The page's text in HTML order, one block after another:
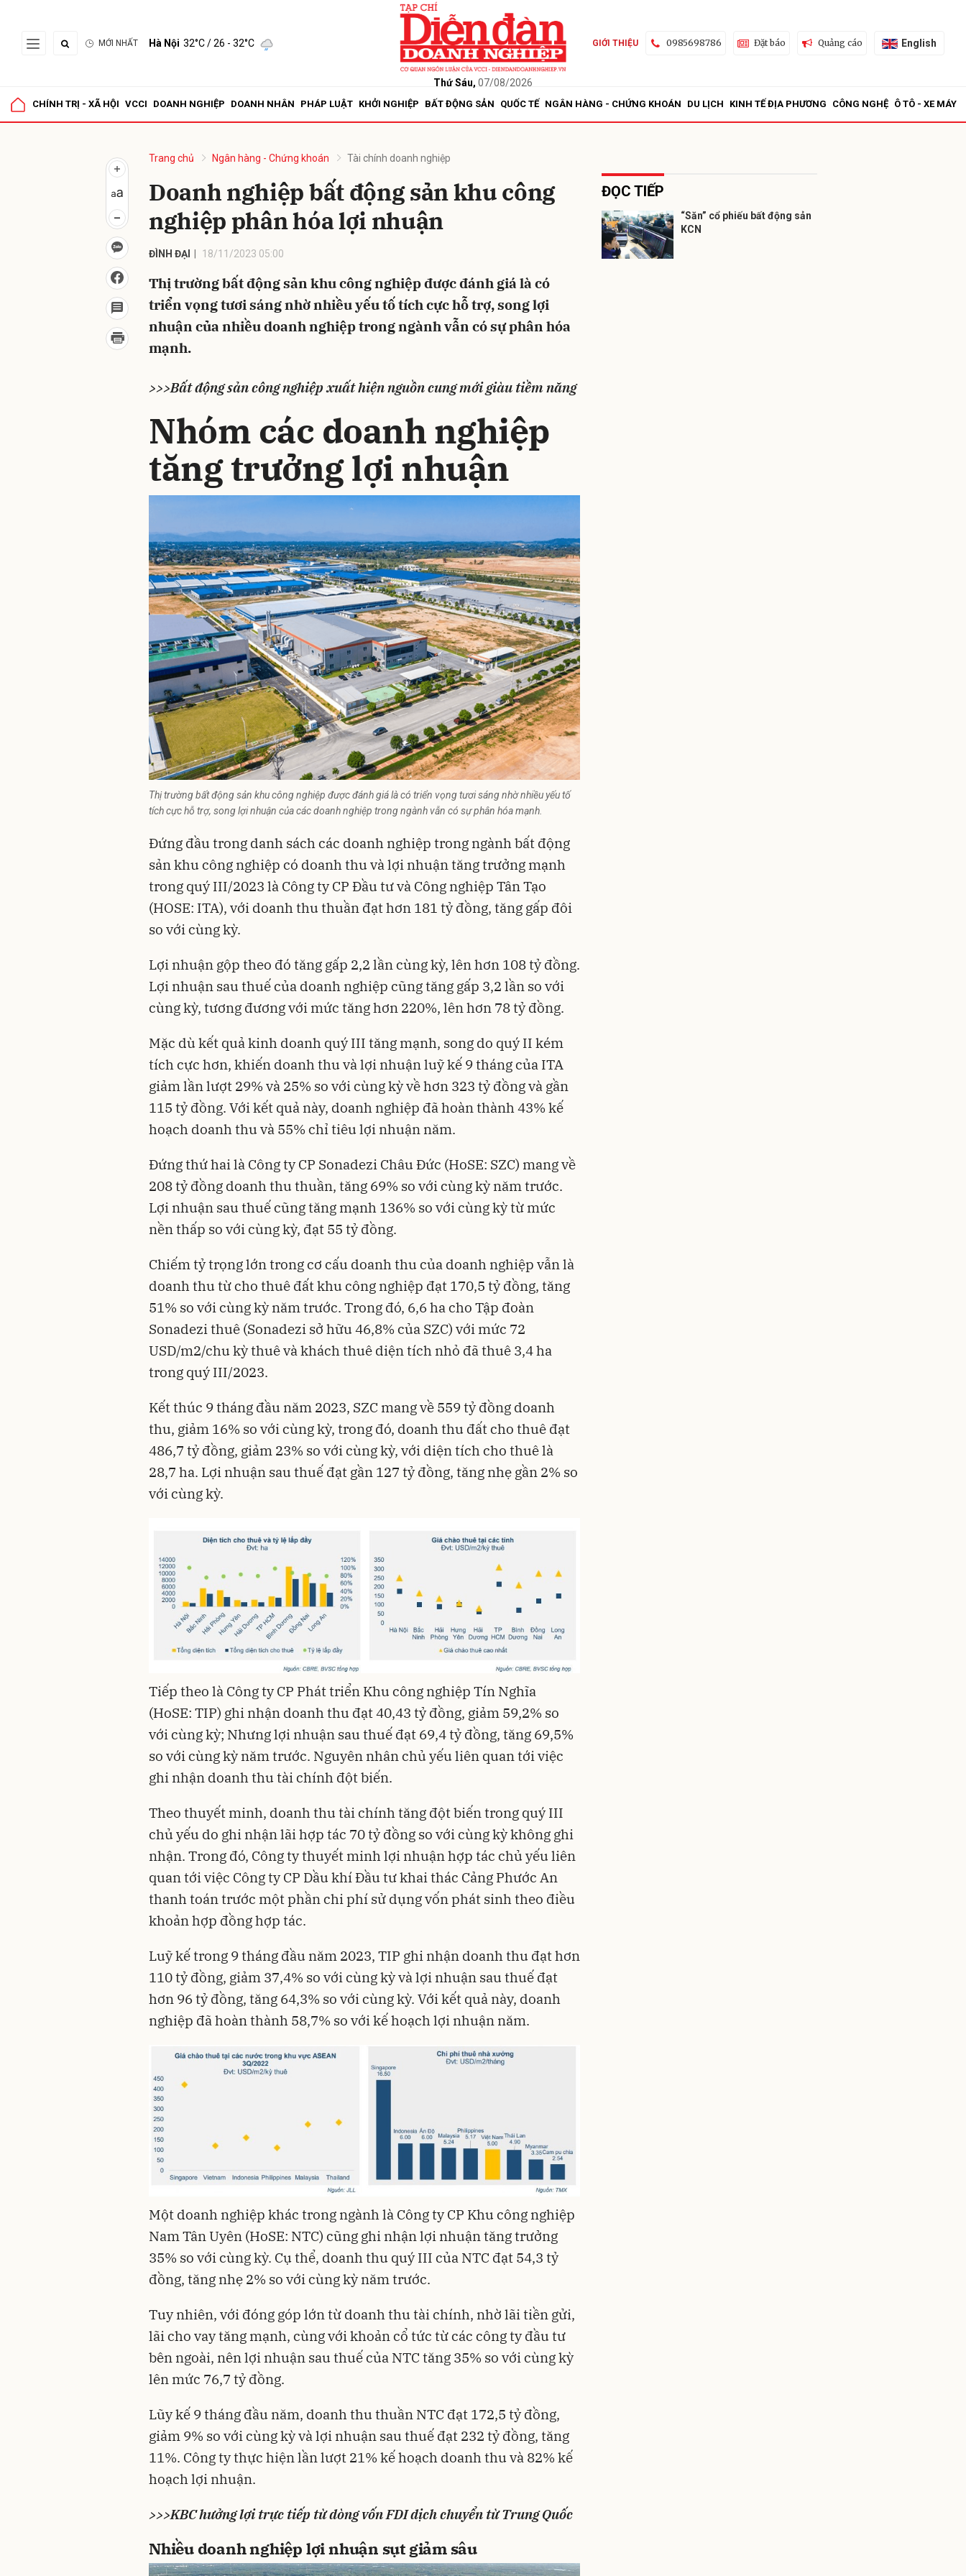
MỚI NHẤT Hà Nội 32°C/ 26 - 32°C
Thứ Sáu, 07/08/2026
GIỚI THIỆU 0985698786 Đặt báo Quảng cáo English
CHÍNH TRỊ - XÃ HỘI VCCI DOANH NGHIỆP DOANH NHÂN PHÁP LUẬT KHỞI NGHIỆP BẤT ĐỘNG SẢN QUỐC TẾ NGÂN HÀNG - CHỨNG KHOÁN DU LỊCH KINH TẾ ĐỊA PHƯƠNG CÔNG NGHỆ Ô TÔ - XE MÁY
Trang chủ Ngân hàng - Chứng khoán Tài chính doanh nghiệp
Doanh nghiệp bất động sản khu công
nghiệp phân hóa lợi nhuận
ĐÌNH ĐẠI 18/11/2023 05:00
Thị trường bất động sản khu công nghiệp được đánh giá là có
triển vọng tươi sáng nhờ nhiều yếu tố tích cực hỗ trợ, song lợi
nhuận của nhiều doanh nghiệp trong ngành vẫn có sự phân hóa
mạnh.
>>>Bất động sản công nghiệp xuất hiện nguồn cung mới giàu tiềm năng
Nhóm các doanh nghiệp
tăng trưởng lợi nhuận
Thị trường bất động sản khu công nghiệp được đánh giá là có triển vọng tươi sáng nhờ nhiều yếu tố
tích cực hỗ trợ, song lợi nhuận của các doanh nghiệp trong ngành vẫn có sự phân hóa mạnh.
Đứng đầu trong danh sách các doanh nghiệp trong ngành bất động
sảnkhu công nghiệp có doanh thu và lợi nhuận tăng trưởng mạnh
trong quý III/2023 là Công ty CP Đầu tư và Công nghiệp Tân Tạo
(HOSE: ITA), với doanh thu thuần đạt hơn 181 tỷ đồng, tăng gấp đôi
so với cùng kỳ.
Lợi nhuận gộp theo đó tăng gấp 2,2 lần cùng kỳ, lên hơn 108 tỷ đồng.
Lợi nhuận sau thuế của doanh nghiệp cũng tăng gấp 3,2 lần so với
cùng kỳ, tương đương với mức tăng hơn 220%, lên hơn 78 tỷ đồng.
Mặc dù kết quả kinh doanh quý III tăng mạnh, song do quý II kém
tích cực hơn, khiến doanh thu và lợi nhuận luỹ kế 9 tháng của ITA
giảm lần lượt 29% và 25% so với cùng kỳ về hơn 323 tỷ đồng và gần
115 tỷ đồng. Với kết quả này, doanh nghiệp đã hoàn thành 43% kế
hoạch doanh thu và 55% chỉ tiêu lợi nhuận năm.
Đứng thứ hai là Công ty CP Sonadezi Châu Đức (HoSE: SZC) mang về
208 tỷ đồng doanh thu thuần, tăng 69% so với cùng kỳ năm trước.
Lợi nhuận sau thuế cũng tăng mạnh 136% so với cùng kỳ từ mức
nền thấp so với cùng kỳ, đạt 55 tỷ đồng.
Chiếm tỷ trọng lớn trong cơ cấu doanh thu của doanh nghiệp vẫn là
doanh thu từ cho thuê đất khu công nghiệp đạt 170,5 tỷ đồng, tăng
51% so với cùng kỳ năm trước. Trong đó, 6,6 ha cho Tập đoàn
Sonadezi thuê (Sonadezi sở hữu 46,8% của SZC) với mức 72
USD/m2/chu kỳ thuê và khách thuê diện tích nhỏ đã thuê 3,4 ha
trong quý III/2023.
Kết thúc 9 tháng đầu năm 2023, SZC mang về 559 tỷ đồng doanh
thu, giảm 16% so với cùng kỳ, trong đó, doanh thu đất cho thuê đạt
486,7 tỷ đồng, giảm 23% so với cùng kỳ, với diện tích cho thuê là
28,7 ha. Lợi nhuận sau thuế đạt gần 127 tỷ đồng, tăng nhẹ gần 2% so
với cùng kỳ.
Tiếp theo là Công ty CP Phát triển Khu công nghiệp Tín Nghĩa
(HoSE: TIP) ghi nhận doanh thu đạt 40,43 tỷ đồng, giảm 59,2% so
với cùng kỳ; Nhưng lợi nhuận sau thuế đạt 69,4 tỷ đồng, tăng 69,5%
so với cùng kỳ năm trước. Nguyên nhân chủ yếu liên quan tới việc
ghi nhận doanh thu tài chính đột biến.
Theo thuyết minh, doanh thu tài chính tăng đột biến trong quý III
chủ yếu do ghi nhận lãi hợp tác 70 tỷ đồng so với cùng kỳ không ghi
nhận. Trong đó, Công ty thuyết minh lợi nhuận hợp tác chủ yếu liên
quan tới việc Công ty CP Dầu khí Đầu tư khai thác Cảng Phước An
thanh toán trước một phần chi phí sử dụng vốn phát sinh theo điều
khoản hợp đồng hợp tác.
Luỹ kế trong 9 tháng đầu năm 2023, TIP ghi nhận doanh thu đạt hơn
110 tỷ đồng, giảm 37,4% so với cùng kỳ và lợi nhuận sau thuế đạt
hơn 96 tỷ đồng, tăng 64,3% so với cùng kỳ. Với kết quả này, doanh
nghiệp đã hoàn thành 58,7% so với kế hoạch lợi nhuận năm.
Một doanh nghiệp khác trong ngành là Công ty CP Khu công nghiệp
Nam Tân Uyên (HoSE: NTC) cũng ghi nhận lợi nhuận tăng trưởng
35% so với cùng kỳ. Cụ thể, doanh thu quý III của NTC đạt 54,3 tỷ
đồng, tăng nhẹ 2% so với cùng kỳ năm trước.
Tuy nhiên, với đóng góp lớn từ doanh thu tài chính, nhờ lãi tiền gửi,
lãi cho vay tăng mạnh, cùng với khoản cổ tức từ các công ty đầu tư
bên ngoài, nên lợi nhuận sau thuế của NTC tăng 35% so với cùng kỳ
lên mức 76,7 tỷ đồng.
Lũy kế 9 tháng đầu năm, doanh thu thuần NTC đạt 172,5 tỷ đồng,
giảm 9% so với cùng kỳ và lợi nhuận sau thuế đạt 232 tỷ đồng, tăng
11%. Công ty thực hiện lần lượt 21% kế hoạch doanh thu và 82% kế
hoạch lợi nhuận.
>>>KBC hưởng lợi trực tiếp từ dòng vốn FDI dịch chuyển từ Trung Quốc
Nhiều doanh nghiệp lợi nhuận sụt giảm sâu
ĐỌC TIẾP
“Săn” cổ phiếu bất động sản
KCN
Gửi